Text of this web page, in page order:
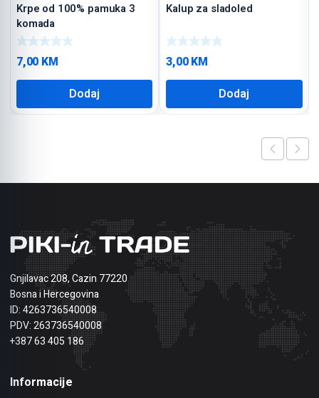
Krpe od 100% pamuka 3
komada
7,00 KM
Dodaj
Kalup za sladoled
3,00KM
Dodaj
Gnjilavac 208, Cazin 77220
Bosna i Hercegovina
ID: 4263736540008
PDV: 263736540008
+387 63 405 186
Informacije